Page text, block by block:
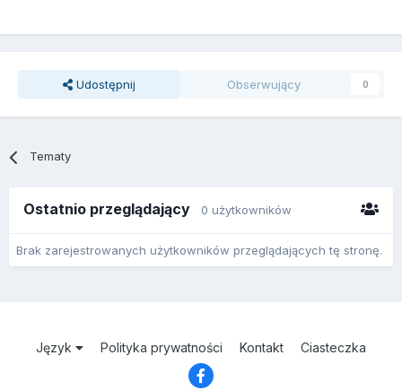
Udostępnij Obserwujący 0
Tematy
Ostatnio przeglądający 0 użytkowników
Brak zarejestrowanych użytkowników przeglądających tę stronę.
Język Polityka prywatności Kontakt Ciasteczka